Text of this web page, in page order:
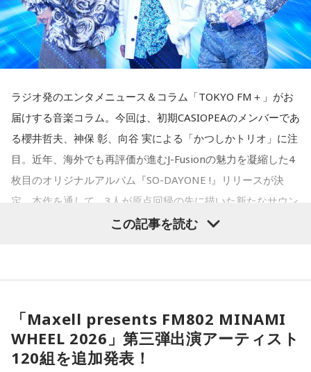
ラジオ発のエンタメニュース＆コラム「TOKYO FM＋」がお
届けする音楽コラム。今回は、初期CASIOPEAのメンバーであ
る櫻井哲夫、神保 彰、向谷 実による「かつしかトリオ」に注
目。近年、海外でも再評価が進むJ-Fusionの魅力を凝縮した4
枚目のオリジナルアルバム『SO-DAYONE !』リリースが決
定。本作を通して、3人が原点回帰の先に描いた新たなサウン
ドと、進化を続ける現在地に迫ります。
◆ファンとの会話から生まれた「SO-DAYONE !」
この記事を読む
「Maxell presents FM802 MINAMI
WHEEL 2026」第三弾出演アーティスト
120組を追加発表！